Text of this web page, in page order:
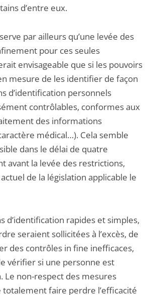
d’entre eux.
par ailleurs qu’une levée des
pour ces seules
envisageable que si les pouvoirs
mesure de les identifier de façon
d’identification personnels
contrôlables, conformes aux
des informations
médical…). Cela semble
dans le délai de quatre
avant la levée des restrictions,
de la législation applicable le
d’identification rapides et simples,
seraient sollicitées à l’excès, de
des contrôles in fine inefficaces,
vérifier si une personne est
Le non-respect des mesures
faire perdre l’efficacité